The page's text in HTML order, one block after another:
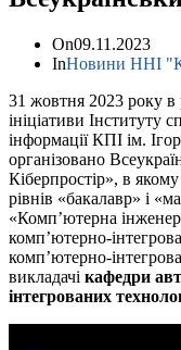
On09.11.2023
InНовини ННІ
31 жовтня 2023 року в
ініціативи Інституту
інформації КПІ ім.
організовано
Кіберпростір», в
рівнів «бакалавр» і
«Комп’ютерна
комп’ютерно-
комп’ютерно-
викладачі кафедри
інтегрованих